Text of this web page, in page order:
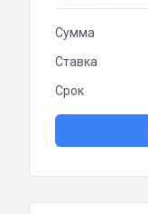
Сумма
Ставка
Срок